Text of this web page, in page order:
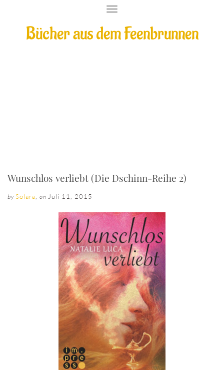
Bücher aus dem Feenbrunnen
T
G
Wunschlos verliebt (Die Dschinn-Reihe 2)
by Solara on Juli 11, 2015